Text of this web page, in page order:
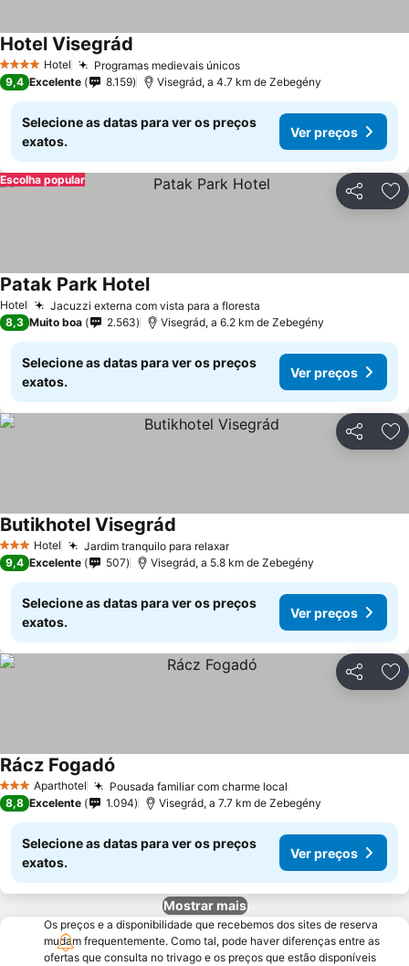
4 EstrelasHotel Programas medievais únicos
Hotel Visegrád
9,4 Excelente 8.159 Visegrád, a 4.7 km de Zebegény
Selecione as datas para ver os preços
exatos.
Ver preços
Partilhar
Escolha popular
Hotel Jacuzzi externa com vista para a floresta
Patak Park Hotel
8,3 Muito boa 2.563 Visegrád, a 6.2 km de Zebegény
Selecione as datas para ver os preços
exatos.
Ver preços
Partilhar
3 EstrelasHotel Jardim tranquilo para relaxar
Butikhotel Visegrád
9,4 Excelente 507 Visegrád, a 5.8 km de Zebegény
Selecione as datas para ver os preços
exatos.
Ver preços
Partilhar
3 EstrelasAparthotel Pousada familiar com charme local
Rácz Fogadó
8,8 Excelente 1.094 Visegrád, a 7.7 km de Zebegény
Selecione as datas para ver os preços
exatos.
Ver preços
Mostrar mais
Os preços e a disponibilidade que recebemos dos sites de reserva
mudam frequentemente. Como tal, pode haver diferenças entre as
ofertas que consulta no trivago e os preços que estão disponíveis